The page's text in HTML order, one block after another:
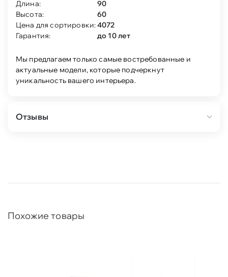
Длина:
90
Высота:
60
Цена для сортировки:4072
Гарантия:
до 10 лет
Мы предлагаем только самые востребованные и
актуальные модели, которые подчеркнут
уникальность вашего интерьера.
Отзывы
Похожие товары